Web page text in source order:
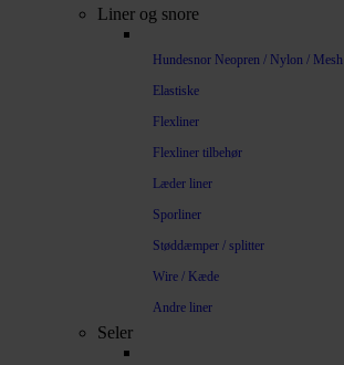
Liner og snore
Hundesnor Neopren / Nylon / Mesh
Elastiske
Flexliner
Flexliner tilbehør
Læder liner
Sporliner
Støddæmper / splitter
Wire / Kæde
Andre liner
Seler